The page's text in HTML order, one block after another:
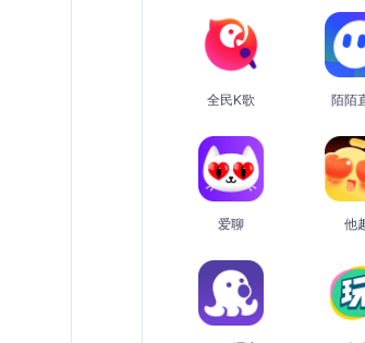
全民K歌 陌陌
爱聊 他